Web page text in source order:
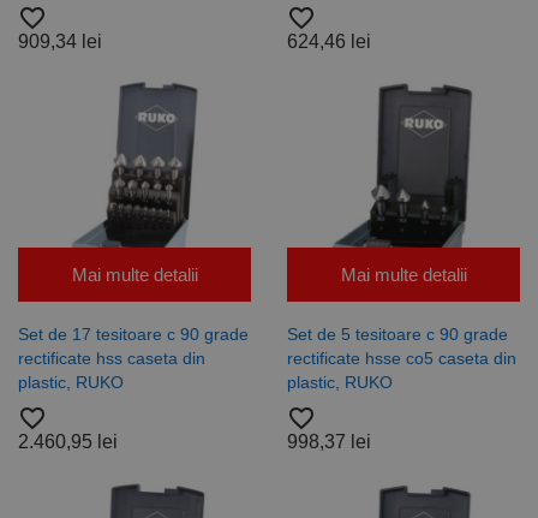
favorite_border
909,34 lei
favorite_border
624,46 lei
Mai multe detalii
Set de 17 tesitoare c 90 grade
rectificate hss caseta din
plastic, RUKO
favorite_border
2.460,95 lei
Mai multe detalii
Set de 5 tesitoare c 90 grade
rectificate hsse co5 caseta din
plastic, RUKO
favorite_border
998,37 lei